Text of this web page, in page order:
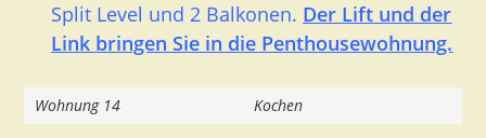
Split Level und 2 Balkonen. Der Lift und der
Link bringen Sie in die Penthousewohnung.
Wohnung 14 Kochen